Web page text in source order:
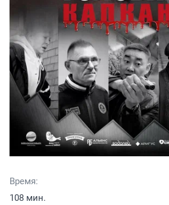
Время:
108 мин.